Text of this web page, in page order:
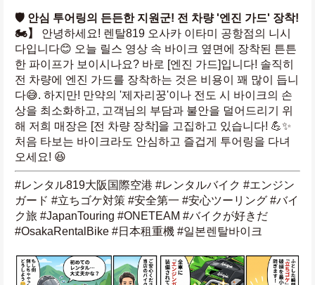
🛡️ 안심 투어링의 든든한 지원군! 전 차량 '엔진 가드' 장착!
🏍️】
안녕하세요! 렌탈819 오사카 이타미 공항점의 니시
다입니다😊 오늘 릴스 영상 속 바이크 옆면에 장착된 튼튼
한 파이프가 보이시나요? 바로 [엔진 가드]입니다! 솔직히
전 차량에 엔진 가드를 장착하는 것은 비용이 꽤 많이 듭니
다😅. 하지만! 만약의 '제자리꿍'이나 전도 시 바이크의 손
상을 최소화하고, 고객님의 부담과 불안을 덜어드리기 위
해 저희 매장은 [전 차량 장착]을 고집하고 있습니다! 💪✨
처음 타보는 바이크라도 안심하고 즐겁게 투어링을 다녀
오세요! 😆
#レンタル819大阪国際空港 #レンタルバイク #エンジン
ガード #立ちゴケ対策 #安全第一 #安心ツーリング #バイ
ク旅 #JapanTouring #ONETEAM #バイクが好きだ
#OsakaRentalBike #日本租重機 #일본렌탈바이크